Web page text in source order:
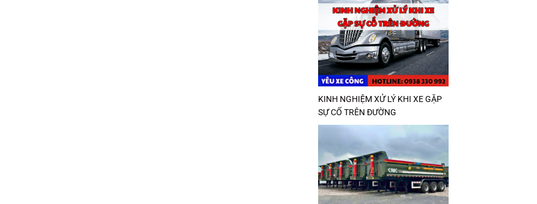
KINH NGHIỆM XỬ LÝ KHI XE GẶP
SỰ CỐ TRÊN ĐƯỜNG